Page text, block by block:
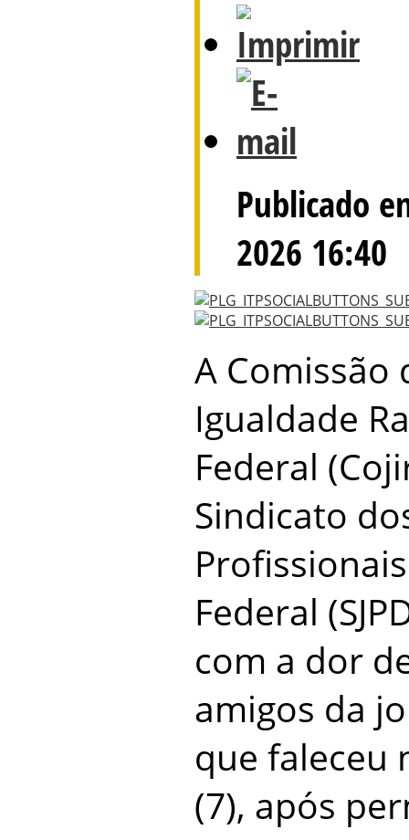
Publicado
2026 16:40
A Comissão
Igualdade
Federal
Sindicato
Federal
com a dor
amigos da
que faleceu
(7), após